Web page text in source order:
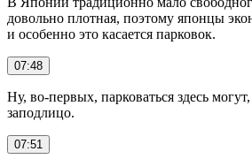
довольно плотная, поэтому японцы
и особенно это касается парковок.
07:48
Ну, во-первых, парковаться здесь
заподлицо.
07:51